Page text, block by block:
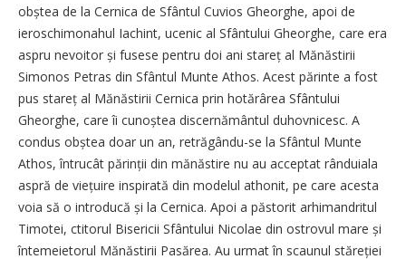
obștea de la Cernica de Sfântul Cuvios Gheorghe, apoi de
ieroschimonahul Iachint, ucenic al Sfântului Gheorghe, care era
aspru nevoitor și fusese pentru doi ani stareț al Mănăstirii
Simonos Petras din Sfântul Munte Athos. Acest părinte a fost
pus stareț al Mănăstirii Cernica prin hotărârea Sfântului
Gheorghe, care îi cunoștea discernământul du­hov­nicesc. A
condus obștea doar un an, retrăgându-se la Sfântul Munte
Athos, întrucât părinții din mănăstire nu au acceptat rânduiala
aspră de viețuire inspirată din modelul athonit, pe care acesta
voia să o introducă și la Cernica. Apoi a păstorit arhimandritul
Timotei, ctitorul Bisericii Sfântului Nicolae din ostrovul mare și
întemeietorul Mănăstirii Pasărea. Au urmat în scaunul stăreției